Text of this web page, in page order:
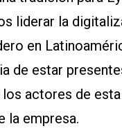
liderar la
en
de estar
actores de
la empresa.